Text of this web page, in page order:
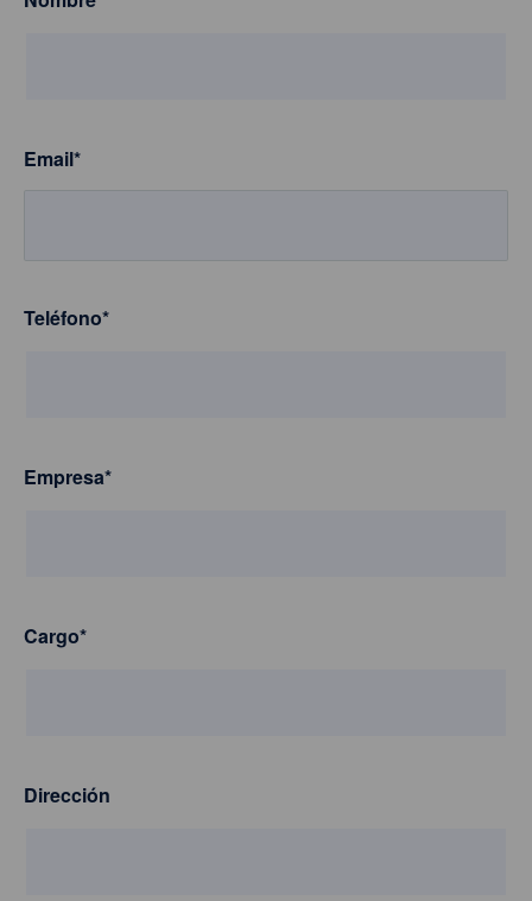
Email*
Teléfono*
Empresa*
Cargo*
Dirección